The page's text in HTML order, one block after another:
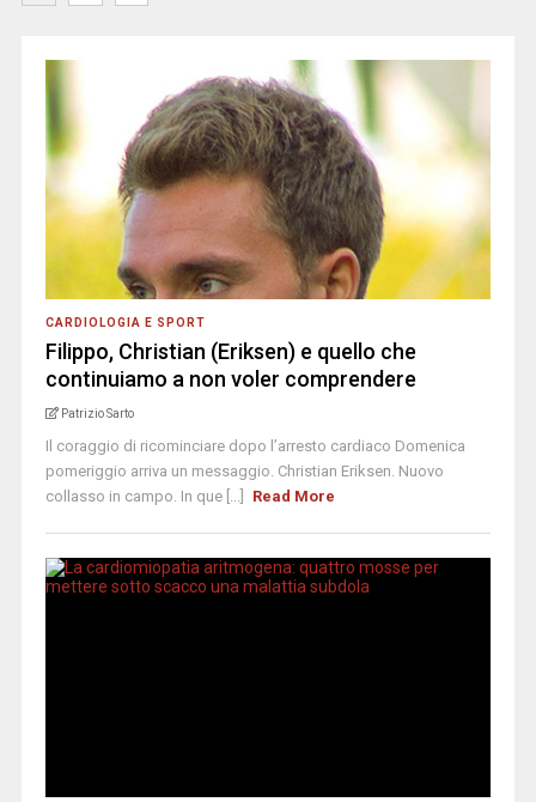
CARDIOLOGIA E SPORT
Filippo, Christian (Eriksen) e quello che
continuiamo a non voler comprendere
Patrizio Sarto
Il coraggio di ricominciare dopo l’arresto cardiaco Domenica
pomeriggio arriva un messaggio. Christian Eriksen. Nuovo
collasso in campo. In que [...]
Read More